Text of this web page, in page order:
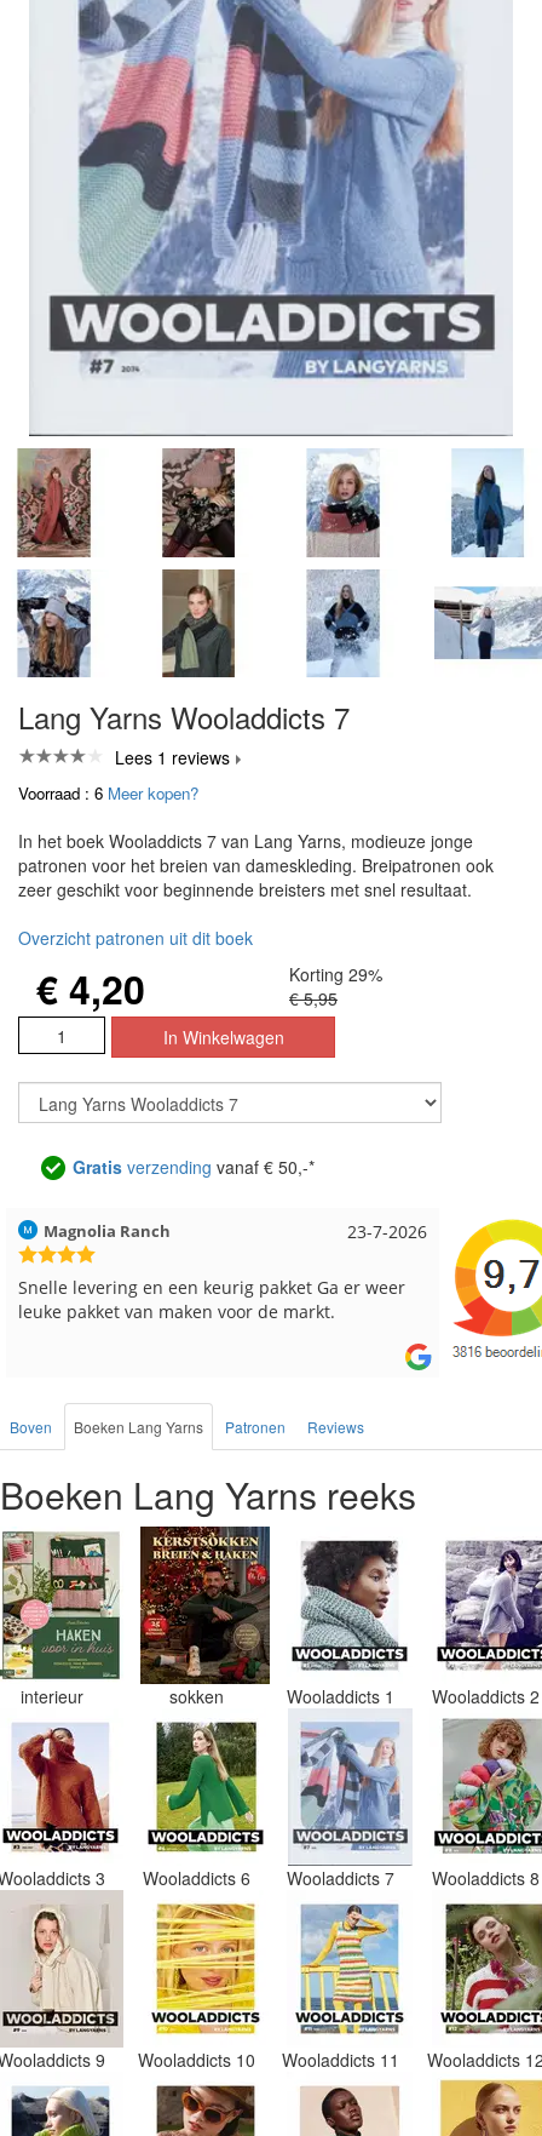
Lang Yarns Wooladdicts 7
Lees 1 reviews
Voorraad : 6 Meer kopen?
In het boek Wooladdicts 7 van Lang Yarns, modieuze jonge
patronen voor het breien van dameskleding. Breipatronen ook
zeer geschikt voor beginnende breisters met snel resultaat.
Overzicht patronen uit dit boek
€ 4,20
Korting 29%
€ 5,95
Gratis verzending vanaf € 50,-*
17-7-2026
Hilde uit Loyers
Reeds meerdere keren breigaren en breinaalden
besteld, altijd heel tevreden over de service.
Loes uit
Snelle
Boven Boeken Lang Yarns Patronen Reviews
Boeken Lang Yarns reeks
interieur sokken Wooladdicts 1 Wooladdicts
3 Wooladdicts 6 Wooladdicts 7 Wooladdicts
9 Wooladdicts 10 Wooladdicts 11 Wooladdicts